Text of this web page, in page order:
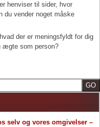
henviser til sider, hvor
du vender noget måske
der er meningsfyldt for dig
som person?
selv og vores omgivelser –